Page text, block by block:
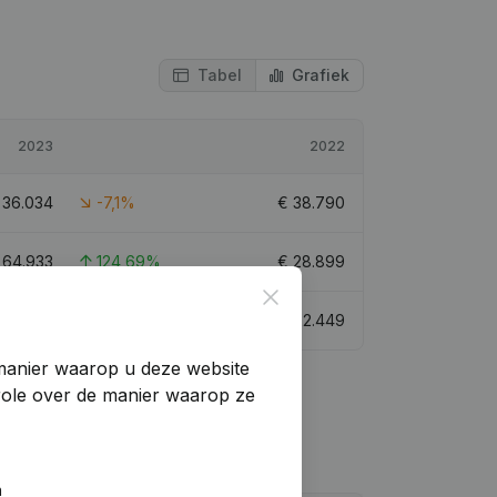
Tabel Grafiek
2023 2022
36.034 -7,1% € 38.790
64.933 124,69% € 28.899
122.449
Close
waarop u deze website
over de manier waarop ze